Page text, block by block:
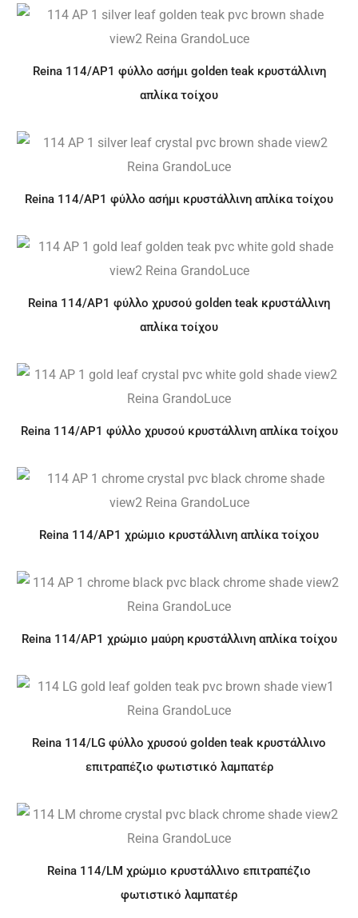
Reina 114/AP1 φύλλο ασήμι golden teak κρυστάλλινη
απλίκα τοίχου
Reina 114/AP1 φύλλο ασήμι κρυστάλλινη απλίκα τοίχου
Reina 114/AP1 φύλλο χρυσού golden teak κρυστάλλινη
απλίκα τοίχου
Reina 114/AP1 φύλλο χρυσού κρυστάλλινη απλίκα τοίχου
Reina 114/AP1 χρώμιο κρυστάλλινη απλίκα τοίχου
Reina 114/AP1 χρώμιο μαύρη κρυστάλλινη απλίκα τοίχου
Reina 114/LG φύλλο χρυσού golden teak κρυστάλλινο
επιτραπέζιο φωτιστικό λαμπατέρ
Reina 114/LM χρώμιο κρυστάλλινο επιτραπέζιο
φωτιστικό λαμπατέρ